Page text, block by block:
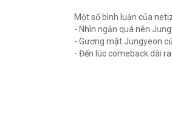
Một số bình luận của
- Nhìn ngắn quá nên
- Gương mặt Jungyeon
- Đến lúc comeback dài